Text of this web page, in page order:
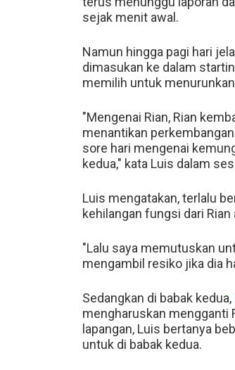
sejak menit awal.
Namun hingga pagi hari
dimasukan ke dalam
memilih untuk
"Mengenai Rian, Rian
menantikan
sore hari mengenai
kedua," kata Luis dalam
Luis mengatakan, terlalu
kehilangan fungsi dari
"Lalu saya memutuskan
mengambil resiko jika dia
Sedangkan di babak kedua,
mengharuskan mengganti
lapangan, Luis bertanya
untuk di babak kedua.